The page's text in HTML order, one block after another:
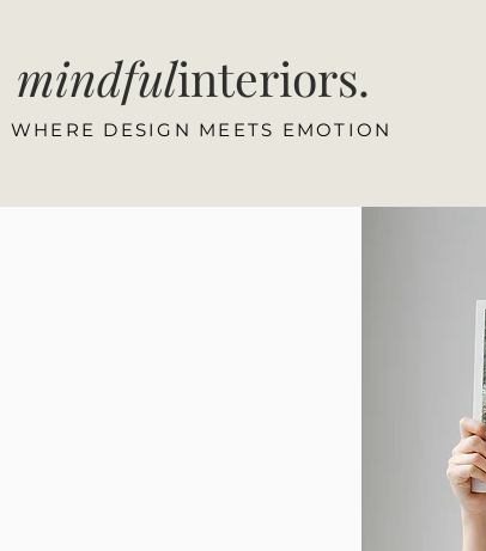
mindfulinteriors.
WHERE DESIGN MEETS EMOTION